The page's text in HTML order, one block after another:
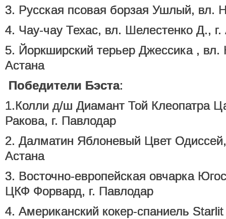
3. Русская псовая борзая Ушлый, вл.
4. Чау-чау Техас, вл. Шелестенко Д., г.
5. Йоркширский терьер Джессика , вл.
Астана
Победители Бэста:
1.Колли д/ш Диамант Той Клеопатра
Ракова, г. Павлодар
2. Далматин Яблоневый Цвет
Астана
3. Восточно-европейская овчарка
ЦКФ Форвард, г. Павлодар
4. Американский кокер-спаниель